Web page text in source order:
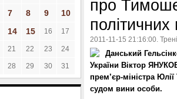
7 8 9
10
14 15 16 17
21 22 23 24
28 29 30 31
про
політичних
2011-11-15 21:16:00.
Данський
України Віктор
прем’єр-міністра
судом вини особи.